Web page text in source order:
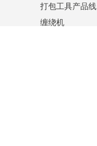
打包工具产品线
缠绕机